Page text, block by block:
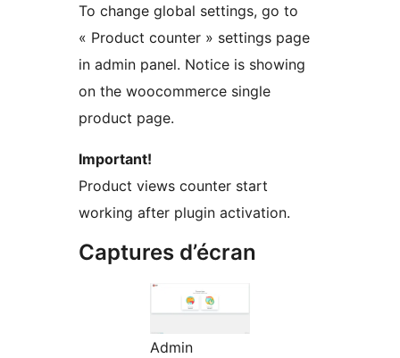
To change global settings, go to
« Product counter » settings page
in admin panel. Notice is showing
on the woocommerce single
product page.
Important!
Product views counter start
working after plugin activation.
Captures d’écran
Admin